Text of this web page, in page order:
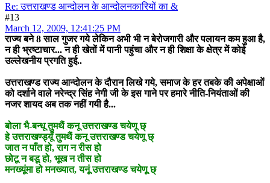
Re: उत्तराखण्ड आन्दोलन के आन्दोलनकारियों का &
#13
March 12, 2009, 12:41:25 PM
राज्य बने 8 साल गुजर गये लेकिन अभी भी न बेरोजगारी और पलायन कम हुआ है,
न ही भ्रष्टाचार... न ही खेतों में पानी पहुंचा और न ही शिक्षा के क्षेत्र में कोई
उल्लेखनीय प्रगति हुई..
उत्तराखण्ड राज्य आन्दोलन के दौरान लिखे गये, समाज के हर तबके की अपेक्षाओं
को दर्शाने वाले नरेन्द्र सिंह नेगी जी के इस गाने पर हमारे नीति-नियंताओं की
नजर शायद अब तक नहीं गयी है...
बोला भै-बन्धू तुमथैं कनू उत्तराखण्ड चयेणू छ्
हे उत्तराखण्ड्यूँ तुमथैं कनू उत्तराखण्ड चयेणू छ्
जात न पाँत हो, राग न रीस हो
छोटू न बडू हो, भूख न तीस हो
मनख्यूंमा हो मनख्यात, यनूं उत्तराखण्ड चयेणू छ्